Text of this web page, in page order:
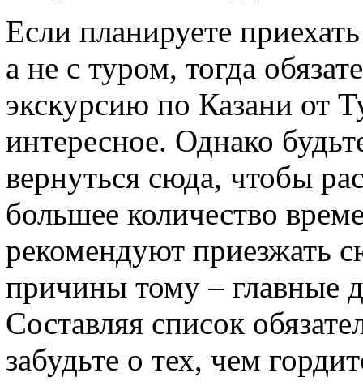
Если планируете
а не с туром, тогда
экскурсию по Казани от
интересное. Однако
вернуться сюда, чтобы
большее количество
рекомендуют приезжать
причины тому – главные
Составляя список
забудьте о тех, чем